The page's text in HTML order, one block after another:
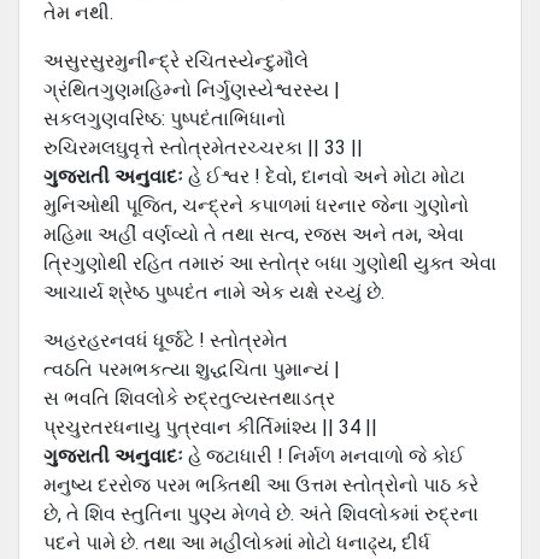
તેમ નથી.
અસુરસુરમુનીન્દ્રે રચિતસ્યેન્દુમૌલે
ગ્રંથિતગુણમહિમ્નો નિર્ગુણસ્યેશ્વરસ્ય |
સકલગુણવરિષ્ઠ: પુષ્પદંતાભિધાનો
રુચિરમલઘુવૃત્તે સ્તોત્રમેતરચ્ચરકા || 33 ||
ગુજરાતી અનુવાદઃ હે ઈશ્વર ! દેવો, દાનવો અને મોટા મોટા
મુનિઓથી પૂજિત, ચન્દ્રને કપાળમાં ધરનાર જેના ગુણોનો
મહિમા અહીં વર્ણવ્યો તે તથા સત્વ, રજસ અને તમ, એવા
ત્રિગુણોથી રહિત તમારું આ સ્તોત્ર બધા ગુણોથી યુક્ત એવા
આચાર્ય શ્રેષ્ઠ પુષ્પદંત નામે એક યક્ષે રચ્યું છે.
અહરહરનવધં ધૂર્જટે ! સ્તોત્રમેત
ત્વઠતિ પરમભકત્યા શુદ્ધચિતા પુમાન્યં |
સ ભવતિ શિવલોકે રુદ્રતુલ્યસ્તથાડત્ર
પ્રચુરતરધનાયુ પુત્રવાન કીર્તિમાંશ્ય || 34 ||
ગુજરાતી અનુવાદઃ હે જટાધારી ! નિર્મળ મનવાળો જે કોઈ
મનુષ્ય દરરોજ પરમ ભક્તિથી આ ઉત્તમ સ્તોત્રોનો પાઠ કરે
છે, તે શિવ સ્તુતિના પુણ્ય મેળવે છે. અંતે શિવલોકમાં રુદ્રના
પદને પામે છે. તથા આ મહીલોકમાં મોટો ધનાઢ્ય, દીર્ધ